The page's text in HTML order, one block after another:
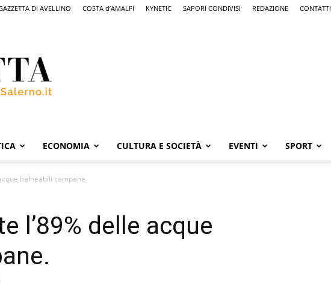
DI AVELLINO COSTA d’AMALFI KYNETIC SAPORI CONDIVISI REDAZIONE CONTATTI
ECONOMIA CULTURA E SOCIETÀ EVENTI SPORT
balneabili campane.
l’89% delle acque